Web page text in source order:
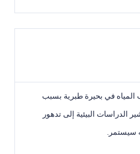
المياه في بحيرة طبرية بسبب
الدراسات البيئية إلى تدهور
سيستمر.